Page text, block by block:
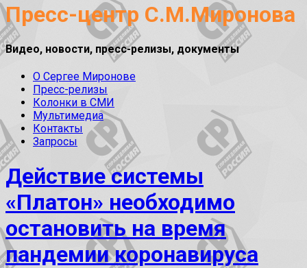
Пресс-центр С.М.Миронова
Видео, новости, пресс-релизы, документы
О Сергее Миронове
Пресс-релизы
Колонки в СМИ
Мультимедиа
Контакты
Запросы
Действие системы
«Платон» необходимо
остановить на время
пандемии коронавируса